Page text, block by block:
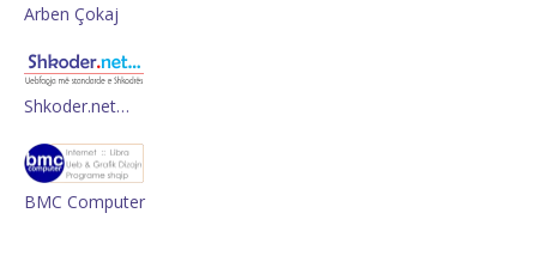
Arben Çokaj
Shkoder.net…
BMC Computer